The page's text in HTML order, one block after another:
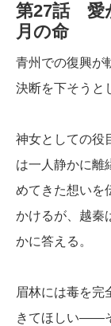
第27話 愛
月の命
青州での復興が
決断を下そうと
神女としての役
は一人静かに離
めてきた想いを
かけるが、越秦
かに答える。
眉林には毒を完
きてほしい――